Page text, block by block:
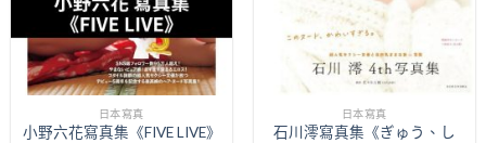
日本寫真
小野六花寫真集《FIVE LIVE》
日本寫真
石川澪寫真集《ぎゅう、し